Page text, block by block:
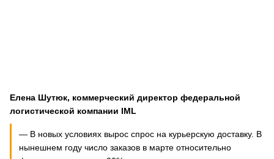
Елена Шутюк, коммерческий директор федеральной
логистической компании IML
— В новых условиях вырос спрос на курьерскую доставку. В
нынешнем году число заказов в марте относительно